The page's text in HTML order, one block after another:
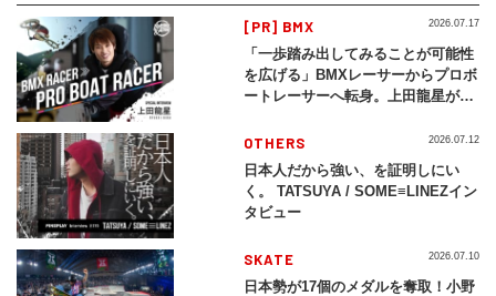
[PR] BMX
「一歩踏み出してみることが可能性
を広げる」BMXレーサーからプロボ
ートレーサーへ転身。上田龍星が体
2026.07.17
OTHERS
日本人だから強い、を証明しにい
く。 TATSUYA / SOME≡LINEZイン
タビュー
2026.07.12
SKATE
日本勢が17個のメダルを奪取！小野
2026.07.10